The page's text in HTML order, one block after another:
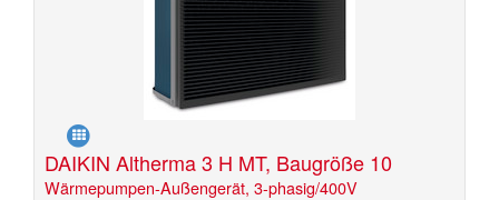
DAIKIN Altherma 3 H MT, Baugröße 10
Wärmepumpen-Außengerät, 3-phasig/400V